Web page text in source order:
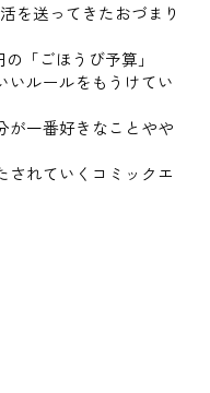
を送ってきたおづまり
「ごほうび予算」
いルールをもうけてい
が一番好きなことやや
されていくコミックエ